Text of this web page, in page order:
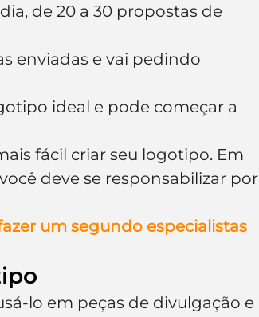
de 20 a 30 propostas de
enviadas e vai pedindo
ideal e pode começar a
fácil criar seu logotipo. Em
deve se responsabilizar por
um segundo especialistas
lo em peças de divulgação e